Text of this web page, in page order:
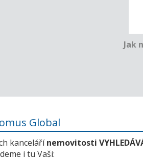
Jak
Global
kancelářínemovitosti
i tu Vaši: